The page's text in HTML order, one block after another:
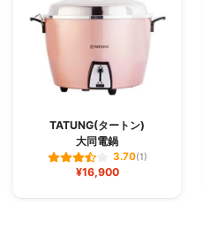
TATUNG(タートン)
大同電鍋
3.70(1)
¥16,900